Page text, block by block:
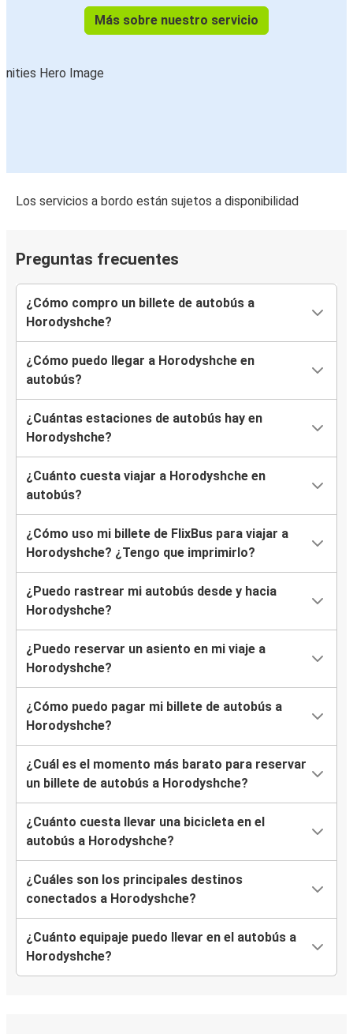
Más sobre nuestro servicio
Los servicios a bordo están sujetos a disponibilidad
Preguntas frecuentes
¿Cómo compro un billete de autobús a
Horodyshche?
¿Cómo puedo llegar a Horodyshche en
autobús?
¿Cuántas estaciones de autobús hay en
Horodyshche?
¿Cuánto cuesta viajar a Horodyshche en
autobús?
¿Cómo uso mi billete de FlixBus para viajar a
Horodyshche? ¿Tengo que imprimirlo?
¿Puedo rastrear mi autobús desde y hacia
Horodyshche?
¿Puedo reservar un asiento en mi viaje a
Horodyshche?
¿Cómo puedo pagar mi billete de autobús a
Horodyshche?
¿Cuál es el momento más barato para reservar
un billete de autobús a Horodyshche?
¿Cuánto cuesta llevar una bicicleta en el
autobús a Horodyshche?
¿Cuáles son los principales destinos
conectados a Horodyshche?
¿Cuánto equipaje puedo llevar en el autobús a
Horodyshche?